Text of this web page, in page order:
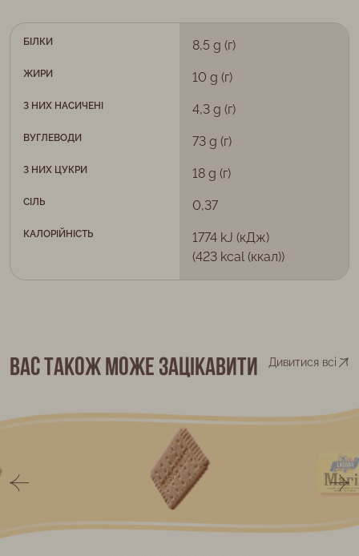
БІЛКИ 8,5 g (г)
ЖИРИ 10 g (г)
З НИХ НАСИЧЕНІ 4,3 g (г)
ВУГЛЕВОДИ 73 g (г)
З НИХ ЦУКРИ 18 g (г)
СІЛЬ 0,37
КАЛОРІЙНІСТЬ
1774 kJ (кДж)
(423 kcal (ккал))
Вас також може зацікавити Дивитися всі